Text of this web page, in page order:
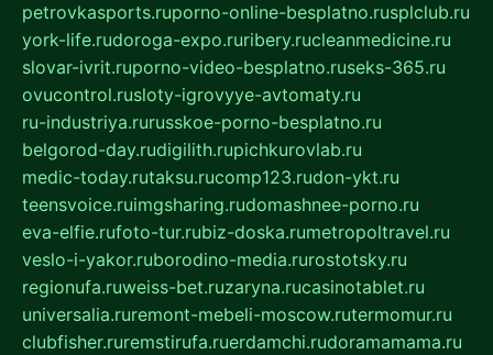
petrovkasports.ruporno-online-besplatno.rusplclub.ru
york-life.rudoroga-expo.ruribery.rucleanmedicine.ru
slovar-ivrit.ruporno-video-besplatno.ruseks-365.ru
ovucontrol.rusloty-igrovyye-avtomaty.ru
ru-industriya.rurusskoe-porno-besplatno.ru
belgorod-day.rudigilith.rupichkurovlab.ru
medic-today.rutaksu.rucomp123.rudon-ykt.ru
teensvoice.ruimgsharing.rudomashnee-porno.ru
eva-elfie.rufoto-tur.rubiz-doska.rumetropoltravel.ru
veslo-i-yakor.ruborodino-media.rurostotsky.ru
regionufa.ruweiss-bet.ruzaryna.rucasinotablet.ru
universalia.ruremont-mebeli-moscow.rutermomur.ru
clubfisher.ruremstirufa.ruerdamchi.rudoramamama.ru